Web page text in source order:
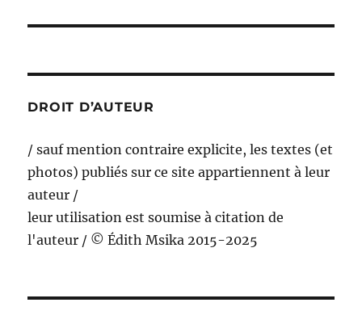
DROIT D’AUTEUR
/ sauf mention contraire explicite, les textes (et
photos) publiés sur ce site appartiennent à leur
auteur /
leur utilisation est soumise à citation de
l'auteur / © Édith Msika 2015-2025